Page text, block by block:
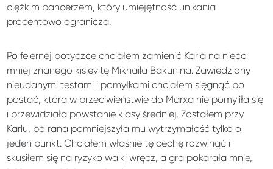
ciężkim pancerzem, który umiejętność unikania
procentowo ogranicza.
Po felernej potyczce chciałem zamienić Karla na nieco
mniej znanego kislevitę Mikhaila Bakunina. Zawiedziony
nieudanymi testami i pomyłkami chciałem sięgnąć po
postać, która w przeciwieństwie do Marxa nie pomyliła się
i przewidziała powstanie klasy średniej. Zostałem przy
Karlu, bo rana pomniejszyła mu wytrzymałość tylko o
jeden punkt. Chciałem właśnie tę cechę rozwinąć i
skusiłem się na ryzyko walki wręcz, a gra pokarała mnie,